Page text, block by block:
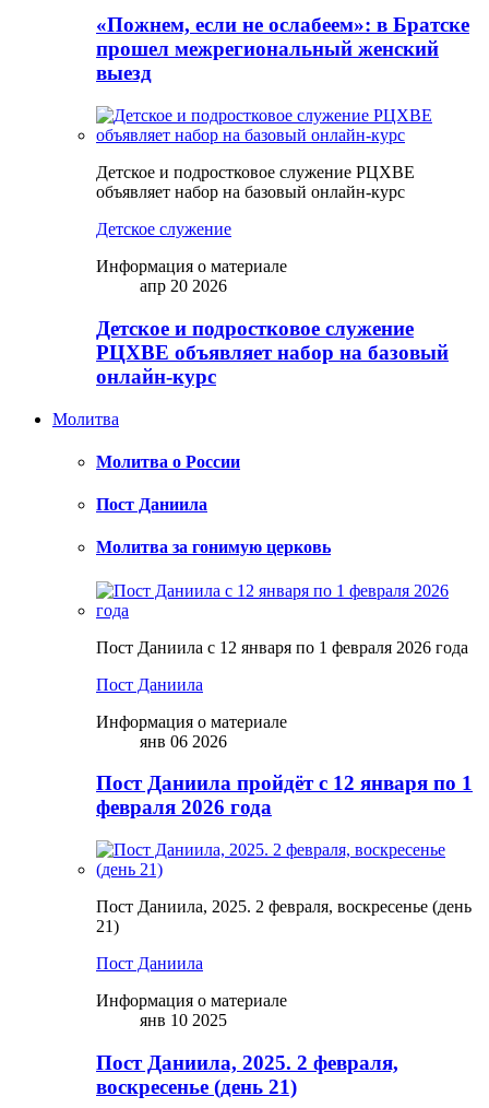
«Пожнем, если не ослабеем»: в Братске
прошел межрегиональный женский
выезд
Детское и подростковое служение РЦХВЕ
объявляет набор на базовый онлайн-курс
Детское служение
Информация о материале
апр 20 2026
Детское и подростковое служение
РЦХВЕ объявляет набор на базовый
онлайн-курс
Молитва
Молитва о России
Пост Даниила
Молитва за гонимую церковь
Пост Даниила с 12 января по 1 февраля 2026 года
Пост Даниила
Информация о материале
янв 06 2026
Пост Даниила пройдёт с 12 января по 1
февраля 2026 года
Пост Даниила, 2025. 2 февраля, воскресенье (день
21)
Пост Даниила
Информация о материале
янв 10 2025
Пост Даниила, 2025. 2 февраля,
воскресенье (день 21)